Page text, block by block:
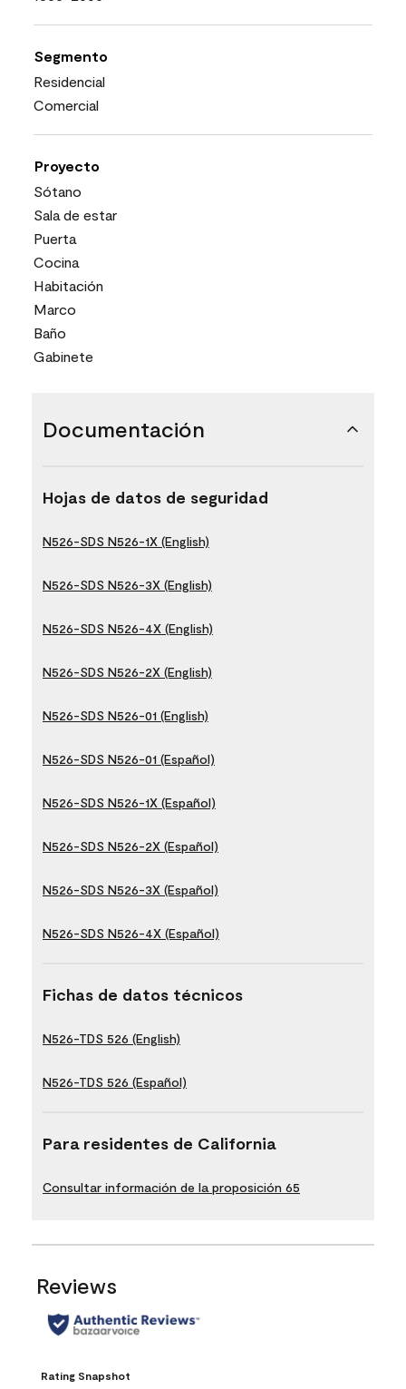
Segmento
Residencial
Comercial
Proyecto
Sótano
Sala de estar
Puerta
Cocina
Habitación
Marco
Baño
Gabinete
Documentación
Hojas de datos de seguridad
N526-SDS N526-1X (English)
N526-SDS N526-3X (English)
N526-SDS N526-4X (English)
N526-SDS N526-2X (English)
N526-SDS N526-01 (English)
N526-SDS N526-01 (Español)
N526-SDS N526-1X (Español)
N526-SDS N526-2X (Español)
N526-SDS N526-3X (Español)
N526-SDS N526-4X (Español)
Fichas de datos técnicos
N526-TDS 526 (English)
N526-TDS 526 (Español)
Para residentes de California
Consultar información de la proposición 65
Reviews
Rating Snapshot